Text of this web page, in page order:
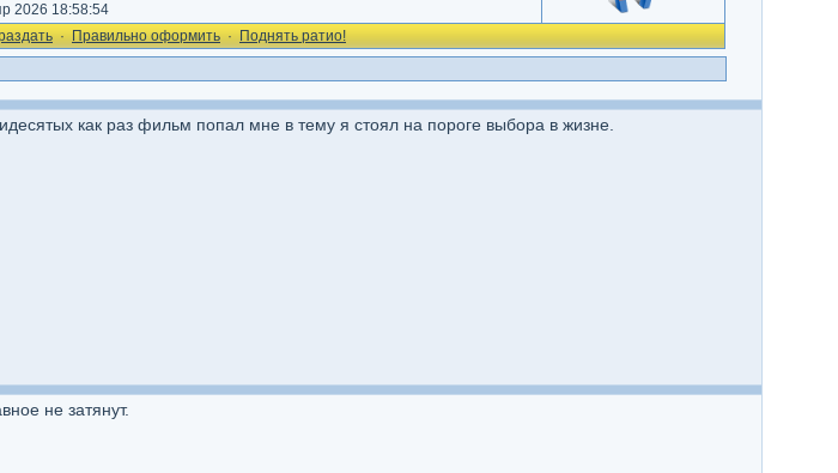
2026 18:58:54
· Правильно оформить · Поднять ратио!
как раз фильм попал мне в тему я стоял на пороге выбора в жизне.
не затянут.